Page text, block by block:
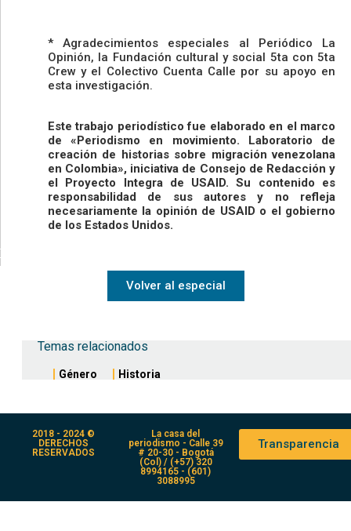
* Agradecimientos especiales al Periódico La
Opinión, la Fundación cultural y social 5ta con 5ta
Crew y el Colectivo Cuenta Calle por su apoyo en
esta investigación.
Este trabajo periodístico fue elaborado en el marco
de «Periodismo en movimiento. Laboratorio de
creación de historias sobre migración venezolana
en Colombia», iniciativa de Consejo de Redacción y
el Proyecto Integra de USAID. Su contenido es
responsabilidad de sus autores y no refleja
necesariamente la opinión de USAID o el gobierno
de los Estados Unidos.
Volver al especial
Temas relacionados
Género Historia
2018 - 2024 ©
DERECHOS
RESERVADOS
La casa del
periodismo - Calle 39
# 20-30 - Bogotá
(Col) / (+57) 320
8994165 - (601)
3088995
Transparencia